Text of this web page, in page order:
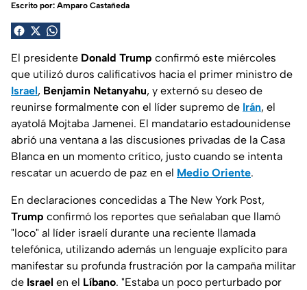
Escrito por: Amparo Castañeda
El presidente Donald Trump confirmó este miércoles
que utilizó duros calificativos hacia el primer ministro de
Israel, Benjamin Netanyahu, y externó su deseo de
reunirse formalmente con el líder supremo de Irán, el
ayatolá Mojtaba Jamenei. El mandatario estadounidense
abrió una ventana a las discusiones privadas de la Casa
Blanca en un momento crítico, justo cuando se intenta
rescatar un acuerdo de paz en el Medio Oriente.
En declaraciones concedidas a The New York Post,
Trump confirmó los reportes que señalaban que llamó
"loco" al líder israelí durante una reciente llamada
telefónica, utilizando además un lenguaje explícito para
manifestar su profunda frustración por la campaña militar
de Israel en el Líbano. "Estaba un poco perturbado por